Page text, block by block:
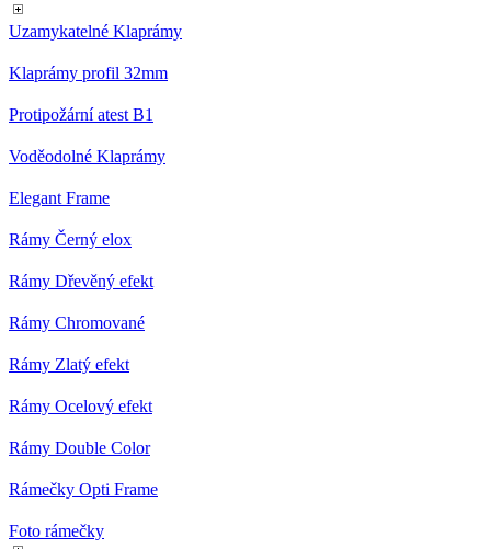
Uzamykatelné Klaprámy
Klaprámy profil 32mm
Protipožární atest B1
Voděodolné Klaprámy
Elegant Frame
Rámy Černý elox
Rámy Dřevěný efekt
Rámy Chromované
Rámy Zlatý efekt
Rámy Ocelový efekt
Rámy Double Color
Rámečky Opti Frame
Foto rámečky